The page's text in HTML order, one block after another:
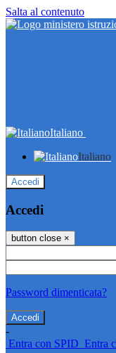
Salta al contenuto
Italiano
Italiano
Accedi
Accedi
button close ×
Password dimenticata?
-
Entra con SPID Entra